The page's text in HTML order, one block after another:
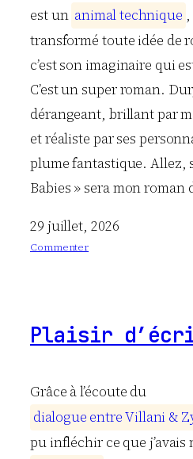
est un animaltechnique
transformé toute idée de
c’est son imaginaire qui
C’est un super roman.
dérangeant, brillant par
et réaliste par ses
plume fantastique. Allez,
Babies » sera mon roman
29 juillet, 2026
Commenter
r
i
n
e
s
d
Plaisir
Grâce à l’écoute du
dialogue entreVillani & Z
pu infléchir ce que j’avais